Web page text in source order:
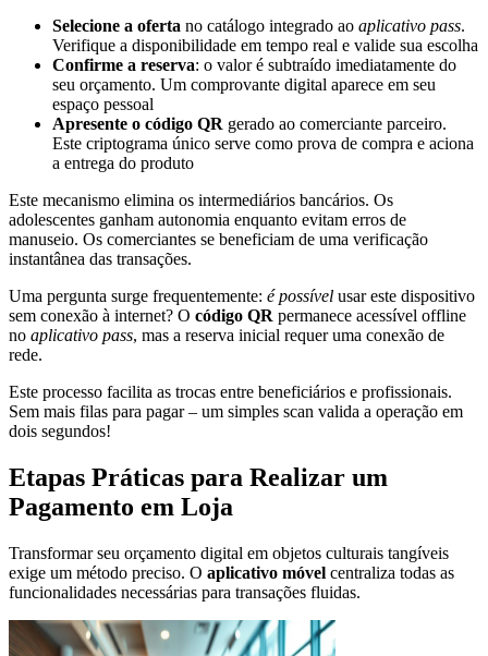
Selecione a oferta no catálogo integrado ao aplicativo pass.
Verifique a disponibilidade em tempo real e valide sua escolha
Confirme a reserva: o valor é subtraído imediatamente do
seu orçamento. Um comprovante digital aparece em seu
espaço pessoal
Apresente o código QR gerado ao comerciante parceiro.
Este criptograma único serve como prova de compra e aciona
a entrega do produto
Este mecanismo elimina os intermediários bancários. Os
adolescentes ganham autonomia enquanto evitam erros de
manuseio. Os comerciantes se beneficiam de uma verificação
instantânea das transações.
Uma pergunta surge frequentemente: é possível usar este dispositivo
sem conexão à internet? O código QR permanece acessível offline
no aplicativo pass, mas a reserva inicial requer uma conexão de
rede.
Este processo facilita as trocas entre beneficiários e profissionais.
Sem mais filas para pagar – um simples scan valida a operação em
dois segundos!
Etapas Práticas para Realizar um
Pagamento em Loja
Transformar seu orçamento digital em objetos culturais tangíveis
exige um método preciso. O aplicativo móvel centraliza todas as
funcionalidades necessárias para transações fluidas.